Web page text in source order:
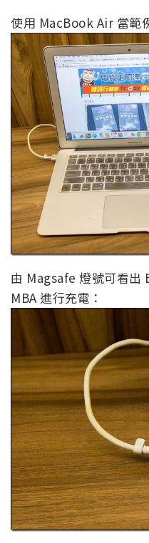
使用 MacBook Air 當範
由 Magsafe 燈號可看出
MBA 進行充電：